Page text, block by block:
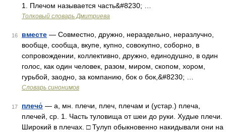
1. Плечом называется часть&#8230; …
Толковый словарь Дмитриева
16 вместе — Совместно, дружно, нераздельно, неразлучно,
вообще, сообща, вкупе, купно, совокупно, соборно, в
сопровождении, коллективно, дружно, единодушно, в один
голос, как один человек, разом, миром, скопом, хором,
гурьбой, заодно, за компанию, бок о бок,&#8230; …
Словарь синонимов
17 плечо́ — а, мн. плечи, плеч, плечам и (устар.) плеча,
плечей, ср. 1. Часть туловища от шеи до руки. Худые плечи.
Широкий в плечах. □ Тулуп обыкновенно накидывали они на